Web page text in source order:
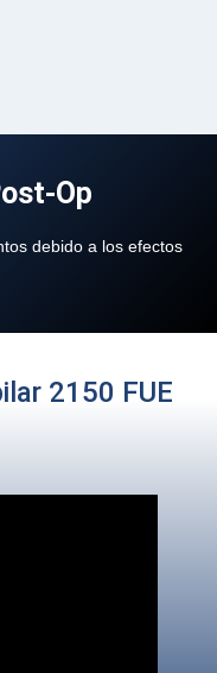
Op
debido a los efectos
2150 FUE